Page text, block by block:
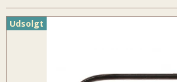
Udsolgt